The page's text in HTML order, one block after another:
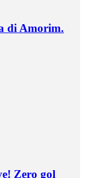
di Amorim.
Zero gol